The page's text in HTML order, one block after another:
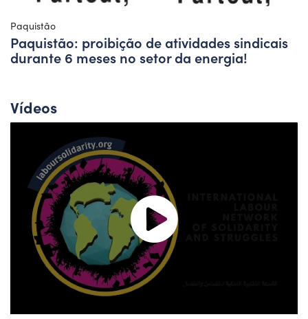
Paquistão
Paquistão: proibição de atividades sindicais
durante 6 meses no setor da energia!
Vídeos